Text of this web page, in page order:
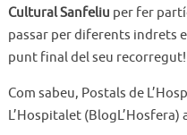
Cultural Sanfeliu per fer
passar per diferents indrets
punt final del seu recorregut!
Com sabeu, Postals de
L’Hospitalet